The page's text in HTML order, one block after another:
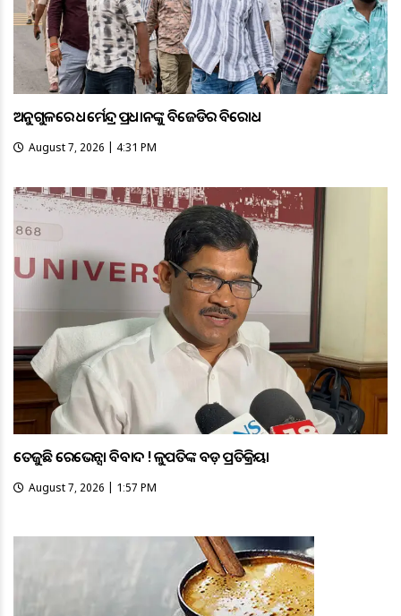
ଅନୁଗୁଳରେ ଧର୍ମେନ୍ଦ୍ର ପ୍ରଧାନଙ୍କୁ ବିଜେଡିର ବିରୋଧ
August 7, 2026 | 4:31 PM
ତେଜୁଛି ରେଭେନ୍ସା ବିବାଦ ! କୁଳପତିଙ୍କ ବଡ଼ ପ୍ରତିକ୍ରିୟା
August 7, 2026 | 1:57 PM